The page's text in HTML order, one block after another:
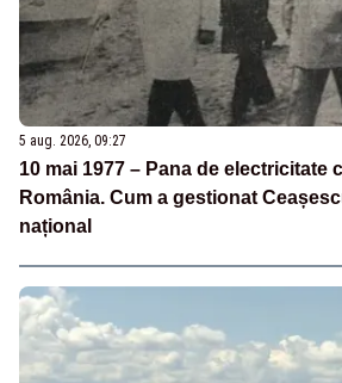
5 aug. 2026, 09:27
10 mai 1977 – Pana de electricitate
România. Cum a gestionat
național